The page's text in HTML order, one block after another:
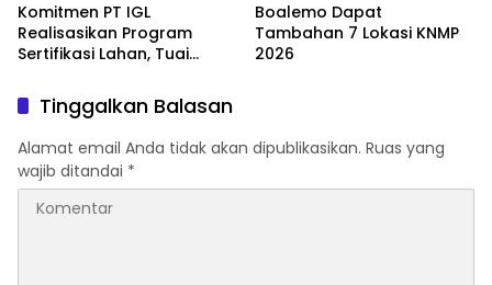
Komitmen PT IGL
Realisasikan Program
Sertifikasi Lahan, Tuai
Boalemo Dapat
Tambahan 7 Lokasi KNMP
2026
Tinggalkan Balasan
Alamat email Anda tidak akan dipublikasikan. Ruas yang
wajib ditandai *